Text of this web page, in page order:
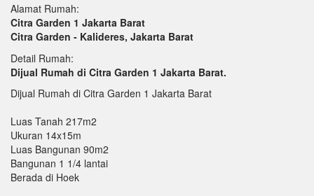
Alamat Rumah:
Citra Garden 1 Jakarta Barat
Citra Garden - Kalideres, Jakarta Barat
Detail Rumah:
Dijual Rumah di Citra Garden 1 Jakarta Barat.
Dijual Rumah di Citra Garden 1 Jakarta Barat
Luas Tanah 217m2
Ukuran 14x15m
Luas Bangunan 90m2
Bangunan 1 1/4 lantai
Berada di Hoek